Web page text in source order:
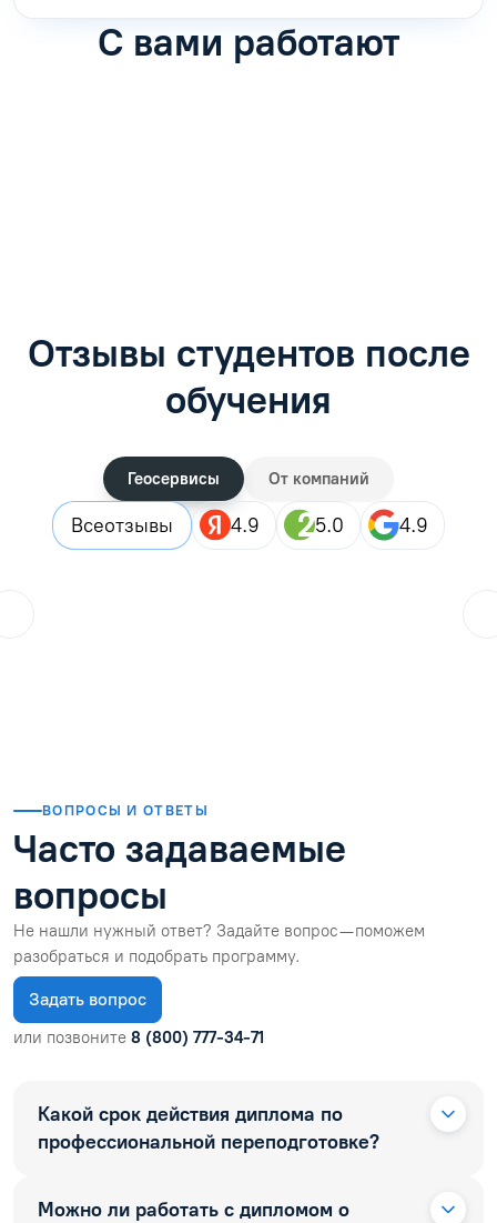
С вами работают
Отзывы студентов после
обучения
Геосервисы От компаний
Всеотзывы 4.9 5.0 4.9
ВОПРОСЫ И ОТВЕТЫ
Часто задаваемые
вопросы
Не нашли нужный ответ? Задайте вопрос — поможем
разобраться и подобрать программу.
Задать вопрос
или позвоните 8 (800) 777-34-71
Какой срок действия диплома по
профессиональной переподготовке?
Можно ли работать с дипломом о